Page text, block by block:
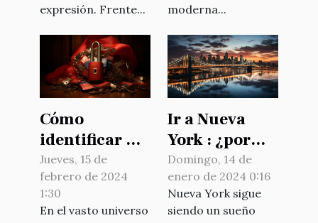
expresión. Frente...
moderna...
Cómo
identificar un
casino online
seguro en
Chile:
Jueves, 15 de
febrero de 2024
1:30
En el vasto universo
Ir a Nueva
York : ¿por
qué reservar
su billete con
antelación ?
Domingo, 14 de
enero de 2024 0:16
Nueva York sigue
siendo un sueño